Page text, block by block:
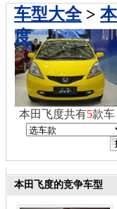
车型大全>
度
本田飞度共有5款车
本田飞度的竞争车型